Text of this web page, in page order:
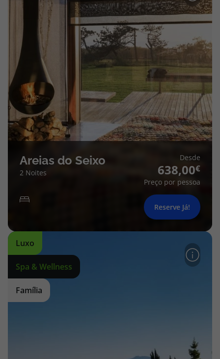
Areias do Seixo
2 Noites
Desde
638,00
Preço por pessoa
Reserve Já!
Luxo
Spa & Wellness
Família